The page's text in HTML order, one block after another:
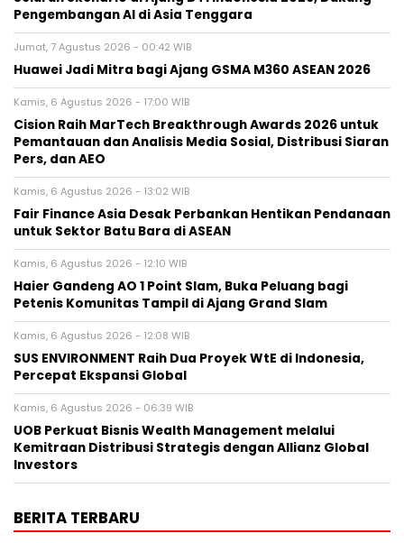
Pengembangan AI di Asia Tenggara
Jumat, 7 Agustus 2026 - 00:42 WIB
Huawei Jadi Mitra bagi Ajang GSMA M360 ASEAN 2026
Kamis, 6 Agustus 2026 - 17:00 WIB
Cision Raih MarTech Breakthrough Awards 2026 untuk
Pemantauan dan Analisis Media Sosial, Distribusi Siaran
Pers, dan AEO
Kamis, 6 Agustus 2026 - 13:02 WIB
Fair Finance Asia Desak Perbankan Hentikan Pendanaan
untuk Sektor Batu Bara di ASEAN
Kamis, 6 Agustus 2026 - 12:10 WIB
Haier Gandeng AO 1 Point Slam, Buka Peluang bagi
Petenis Komunitas Tampil di Ajang Grand Slam
Kamis, 6 Agustus 2026 - 12:08 WIB
SUS ENVIRONMENT Raih Dua Proyek WtE di Indonesia,
Percepat Ekspansi Global
Kamis, 6 Agustus 2026 - 06:39 WIB
UOB Perkuat Bisnis Wealth Management melalui
Kemitraan Distribusi Strategis dengan Allianz Global
Investors
BERITA TERBARU